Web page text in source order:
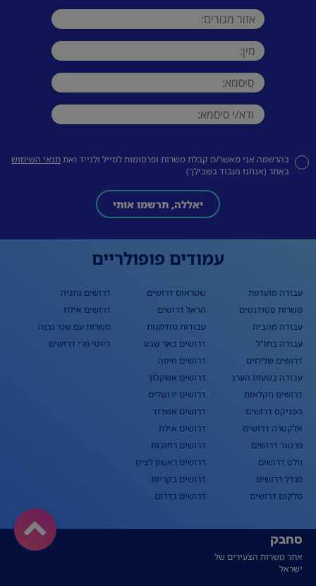
בהרשמה אני מאשר/ת קבלת משרות ופרסומות למייל ולנייד ואתתנאי השימוש
באתר (אנחנו נעבוד בשבילך)
יאללה, תרשמו אותי
עמודים פופולריים
עבודה מועדפת
משרות סטודנטים
עבודה מהבית
עבודה בחו"ל
דרושים שליחים
עבודה בשעות הערב
דרושים חקלאות
הפניקס דרושים
אלקטרה דרושים
פרטנר דרושים
וולט דרושים
מגדל דרושים
סלקום דרושים
שטראוס דרושים
הראל דרושים
עבודות מזדמנות
דרושים באר שבע
דרושים חיפה
דרושים אשקלון
דרושים ירושלים
דרושים אשדוד
דרושים אילת
דרושים רחובות
דרושים ראשון לציון
דרושים בקריות
דרושים בדרום
דרושים נתניה
דרושים אילת
משרות עם שכר גבוה
דיוטי פרי דרושים
סחבק
אתר משרות הצעירים של
ישראל